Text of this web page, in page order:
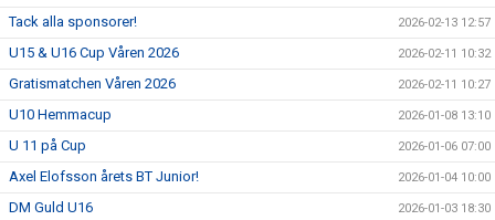
Tack alla sponsorer! 2026-02-13 12:57
U15 & U16 Cup Våren 2026 2026-02-11 10:32
Gratismatchen Våren 2026 2026-02-11 10:27
U10 Hemmacup 2026-01-08 13:10
U 11 på Cup 2026-01-06 07:00
Axel Elofsson årets BT Junior! 2026-01-04 10:00
DM Guld U16 2026-01-03 18:30